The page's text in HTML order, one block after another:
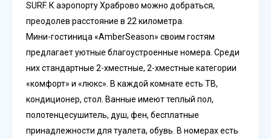
SURF. К аэропорту Храброво можно добраться,
преодолев расстояние в 22 километра.
Мини-гостиница «AmberSeason» своим гостям
предлагает уютные благоустроенные номера. Среди
них стандартные 2-хместные, 2-хместные категории
«комфорт» и «люкс». В каждой комнате есть ТВ,
кондиционер, стол. Ванные имеют теплый пол,
полотенцесушитель, душ, фен, бесплатные
принадлежности для туалета, обувь. В номерах есть